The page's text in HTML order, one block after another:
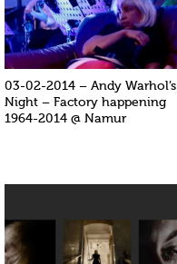
03-02-2014 – Andy Warhol’s
Night – Factory happening
1964-2014 @ Namur